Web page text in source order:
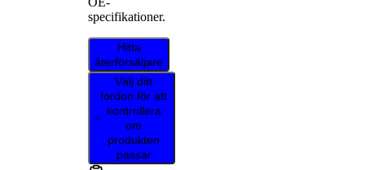
specifikationer.
Hitta
återförsäljare
Välj ditt
fordon för att
kontrollera
om
produkten
passar